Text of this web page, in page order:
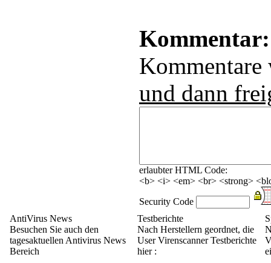
Kommentar:
und dann
erlaubter HTML Code:
<b> <i> <em> <br> <strong>
Security Code
AntiVirus News
Besuchen Sie auch den
tagesaktuellen Antivirus News
Bereich
Testberichte
Nach Herstellern geordnet, die
User Virenscanner Testberichte
hier :